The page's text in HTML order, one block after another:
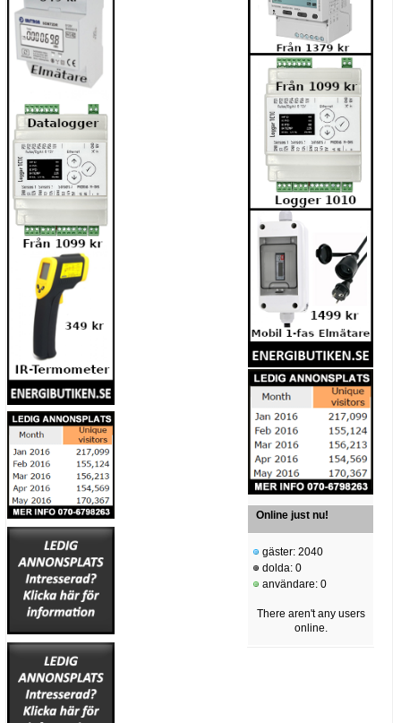
Online just nu!
gäster: 2040
dolda: 0
användare: 0
There aren't any users
online.